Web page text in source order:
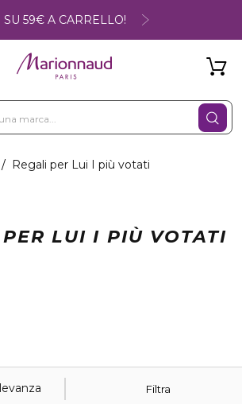
SU 59€ A CARRELLO!
Regali per Lui I più votati
LUI I PIÙ VOTATI
Filtra